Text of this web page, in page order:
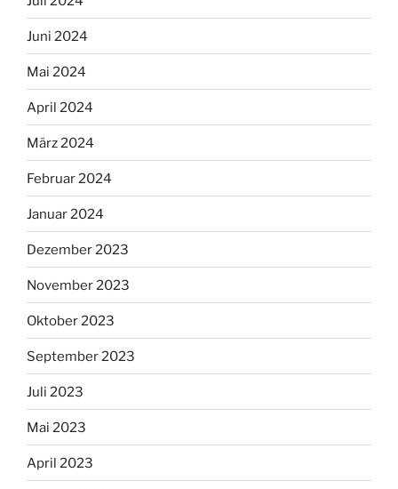
Juni 2024
Mai 2024
April 2024
März 2024
Februar 2024
Januar 2024
Dezember 2023
November 2023
Oktober 2023
September 2023
Juli 2023
Mai 2023
April 2023